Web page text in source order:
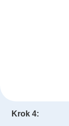
Krok 4: